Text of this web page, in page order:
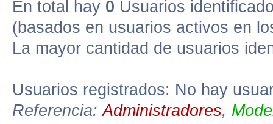
En total hay 0 Usuarios
(basados en usuarios activos en
La mayor cantidad de usuarios
Usuarios registrados: No hay
Referencia:Administradores,